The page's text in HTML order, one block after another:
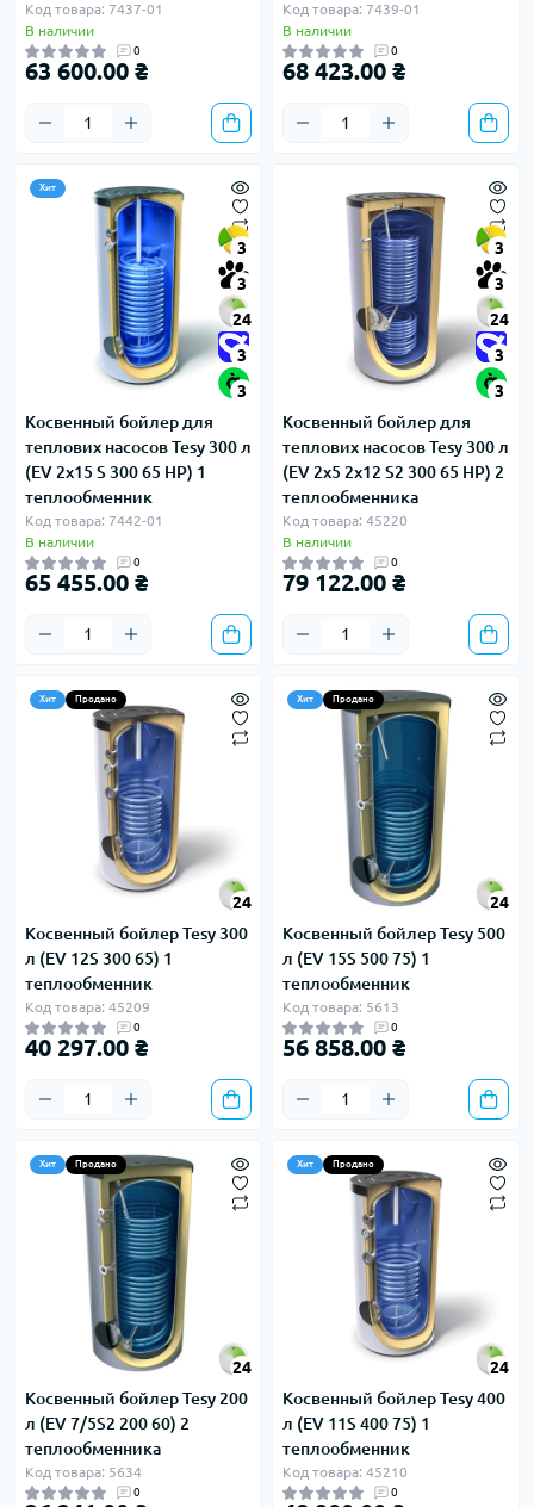
Код товара: 7437-01
В наличии
0
63 600.00 ₴
Код товара: 7439-01
В наличии
0
68 423.00 ₴
Хит
3
3
24
3
3
Косвенный бойлер для
теплових насосов Tesy 300 л
(EV 2x15 S 300 65 HP) 1
теплообменник
Код товара: 7442-01
В наличии
0
65 455.00 ₴
3
3
24
3
3
Косвенный бойлер для
теплових насосов Tesy 300 л
(EV 2x5 2x12 S2 300 65 HP) 2
теплообменника
Код товара: 45220
В наличии
0
79 122.00 ₴
Хит Продано
24
Косвенный бойлер Tesy 300
л (EV 12S 300 65) 1
теплообменник
Код товара: 45209
0
40 297.00 ₴
Хит Продано
24
Косвенный бойлер Tesy 500
л (EV 15S 500 75) 1
теплообменник
Код товара: 5613
0
56 858.00 ₴
Хит Продано
24
Косвенный бойлер Tesy 200
л (EV 7/5S2 200 60) 2
теплообменника
Код товара: 5634
0
Хит Продано
24
Косвенный бойлер Tesy 400
л (EV 11S 400 75) 1
теплообменник
Код товара: 45210
0